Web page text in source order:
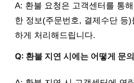
A: 환불 요청은 고객센터를 통
한 정보(주문번호, 결제수단 등
하게 처리해드립니다.
Q: 환불 지연 시에는 어떻게 문